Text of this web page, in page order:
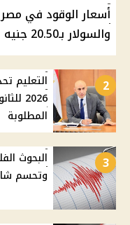
والسولار بـ20.50 جنيه
2
التعليم
2026
المطلوبة
3
البحوث
وتحسم